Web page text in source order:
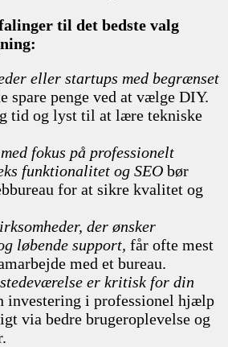
til det bedste valg
eller startups med begrænset
spare penge ved at vælge DIY.
tid og lyst til at lære tekniske
fokus på professionelt
funktionalitet og SEO bør
for at sikre kvalitet og
der ønsker
løbende support, får ofte mest
med et bureau.
er kritisk for din
investering i professionel hjælp
via bedre brugeroplevelse og